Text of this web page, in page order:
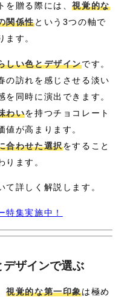
を贈る際には、視覚的な
関係性という3つの軸で
ます。
しい色とデザインです。
の訪れを感じさせる淡い
同時に演出できます。
わいを持つチョコレート
値が高まります。
合わせた選択をすること
ります。
て詳しく解説します。
特集実施中！
ザインで選ぶ
視覚的な第一印象は極め